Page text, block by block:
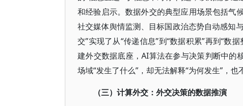
和经验启示。数据外交的典型应用场景包括气
社交媒体舆情监测、目标国政治态势自动感知
交”实现了从“传递信息”到“数据积累”再到“数
建外交数据底座，AI算法在参与决策判断中的
场域“发生了什么”，却无法解释“为何发生”，也
（三）计算外交：外交决策的数据推演